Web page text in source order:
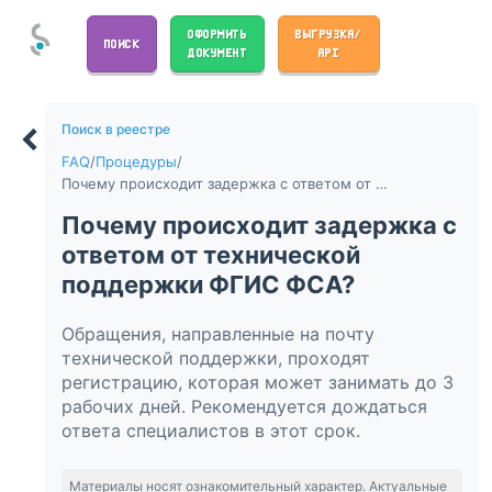
ПОИСК
ОФОРМИТЬ
ДОКУМЕНТ
ВЫГРУЗКА/
API
Поиск в реестре
FAQ/Процедуры/
Почему происходит задержка с ответом от технической поддержки ФГИС ФСА?
Почему происходит задержка с
ответом от технической
поддержки ФГИС ФСА?
Обращения, направленные на почту
технической поддержки, проходят
регистрацию, которая может занимать до 3
рабочих дней. Рекомендуется дождаться
ответа специалистов в этот срок.
Материалы носят ознакомительный характер. Актуальные